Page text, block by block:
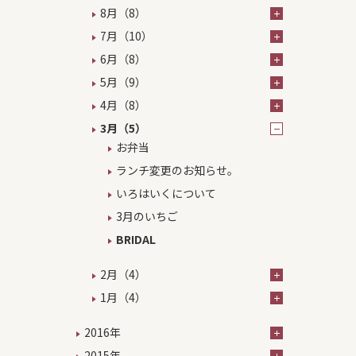
8月（8）
7月（10）
6月（8）
5月（9）
4月（8）
3月（5）
お弁当
ランチ変更のお知らせ。
いろはいくについて
3月のいちご
BRIDAL
2月（4）
1月（4）
2016年